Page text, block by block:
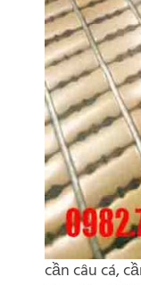
cần câu cá,